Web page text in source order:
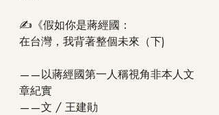
✍️《假如你是蔣經國：
在台灣，我背著整個未來（下)
——以蔣經國第一人稱視角非本人文
章紀實
——文 / 王建勛